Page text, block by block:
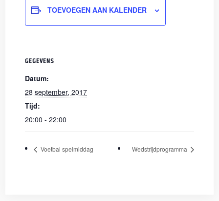
TOEVOEGEN AAN KALENDER
GEGEVENS
Datum:
28 september, 2017
Tijd:
20:00 - 22:00
Voetbal spelmiddag Wedstrijdprogramma